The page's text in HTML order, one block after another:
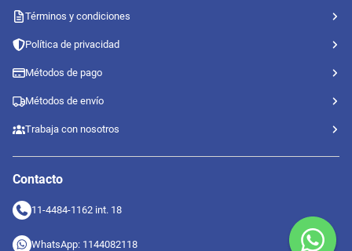
Términos y condiciones
Política de privacidad
Métodos de pago
Métodos de envío
Trabaja con nosotros
Contacto
11-4484-1162 int. 18
WhatsApp: 1144082118